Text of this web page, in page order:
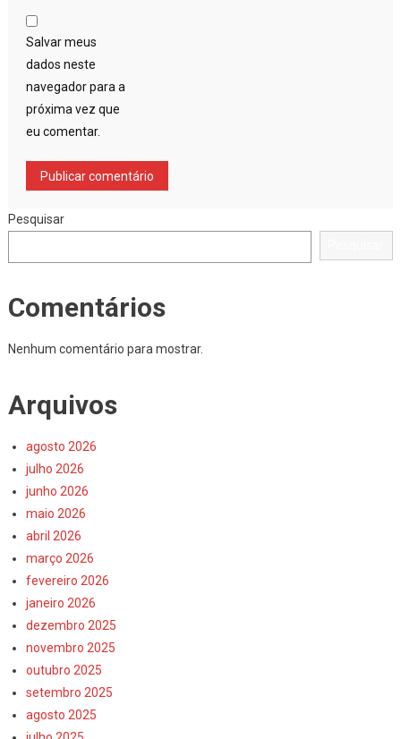
Salvar meus
dados neste
navegador para a
próxima vez que
eu comentar.
Pesquisar
Comentários
Nenhum comentário para mostrar.
Arquivos
agosto 2026
julho 2026
junho 2026
maio 2026
abril 2026
março 2026
fevereiro 2026
janeiro 2026
dezembro 2025
novembro 2025
outubro 2025
setembro 2025
agosto 2025